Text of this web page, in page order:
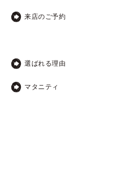
来店のご予約
選ばれる理由
マタニティ